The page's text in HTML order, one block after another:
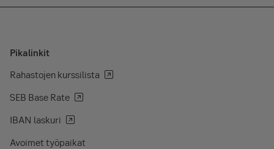
Pikalinkit
Rahastojen kurssilista
SEB Base Rate
IBAN laskuri
Avoimet työpaikat